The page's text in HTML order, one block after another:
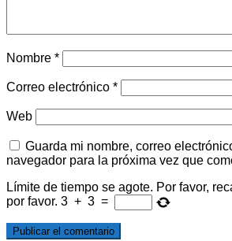
Nombre *
Correo electrónico *
Web
Guarda mi nombre, correo
navegador para la próxima vez que
Límite de tiempo se agote. Por favor,
por favor. 3 + 3 =